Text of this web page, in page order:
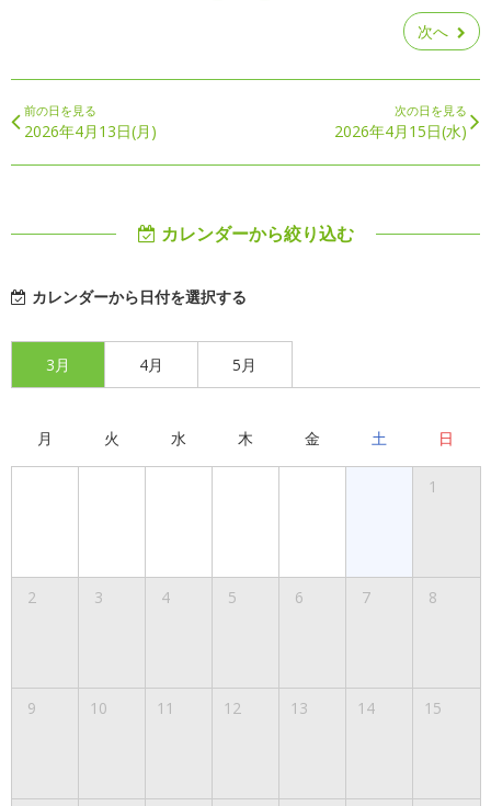
次へ
前の日を見る
2026年4月13日(月)
次の日を見る
2026年4月15日(水)
カレンダーから絞り込む
カレンダーから日付を選択する
3月 4月 5月
月 火 水 木 金 土 日
1
2 3 4 5 6 7 8
9 10 11 12 13 14 15